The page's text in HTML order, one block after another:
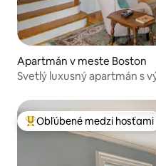
Apartmán v meste Boston
Svetlý luxusný apartmán s
Najobľúbenejšie medzi
Obľúbené medzi hosťami